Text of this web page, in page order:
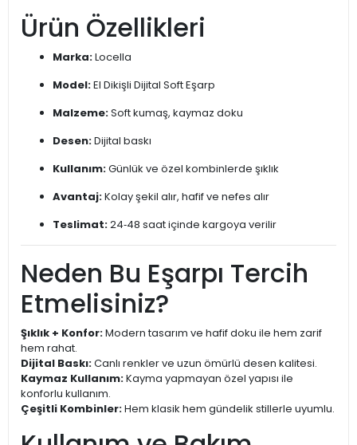
Ürün Özellikleri
Marka:Locella
Model:El Dikişli Dijital Soft Eşarp
Malzeme:Soft kumaş, kaymaz doku
Desen:Dijital baskı
Kullanım:Günlük ve özel kombinlerde şıklık
Avantaj:Kolay şekil alır, hafif ve nefes alır
Teslimat:24‑48 saat içinde kargoya verilir
Neden Bu Eşarpı Tercih
Etmelisiniz?
Şıklık + Konfor:Modern tasarım ve hafif doku ile hem zarif
hem rahat.
Dijital Baskı:Canlı renkler ve uzun ömürlü desen kalitesi.
Kaymaz Kullanım:Kayma yapmayan özel yapısı ile
konforlu kullanım.
Çeşitli Kombinler:Hem klasik hem gündelik stillerle uyumlu.